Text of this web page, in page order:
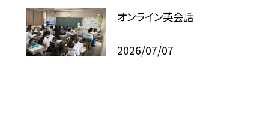
オンライン英会話
2026/07/07